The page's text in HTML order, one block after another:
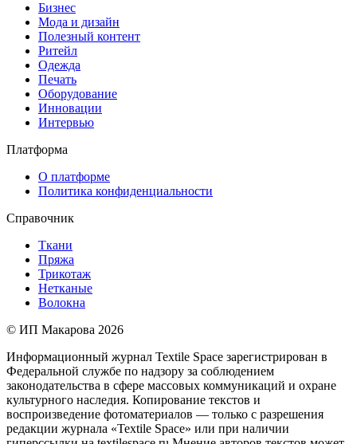
Бизнес
Мода и дизайн
Полезный контент
Ритейл
Одежда
Печать
Оборудование
Инновации
Интервью
Платформа
О платформе
Политика конфиденциальности
Справочник
Ткани
Пряжа
Трикотаж
Нетканые
Волокна
© ИП Макарова 2026
Информационный журнал Textile Space зарегистрирован в
Федеральной службе по надзору за соблюдением
законодательства в сфере массовых коммуникаций и охране
культурного наследия. Копирование текстов и
воспроизведение фотоматериалов — только с разрешения
редакции журнала «Textile Space» или при наличии